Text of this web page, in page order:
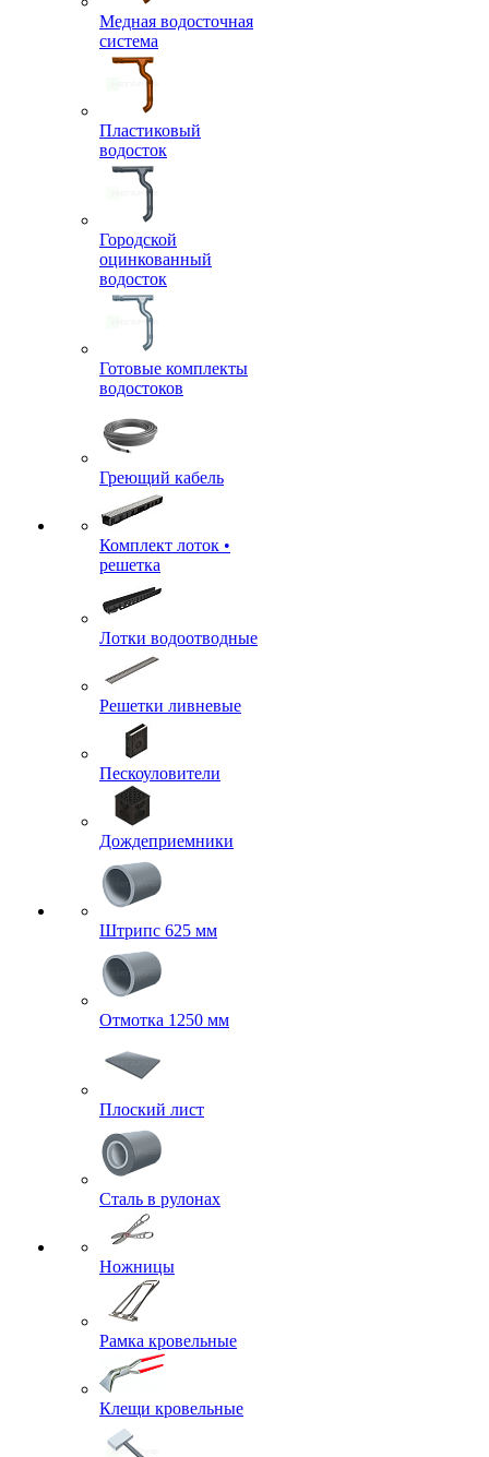
Медная водосточная
система
Пластиковый
водосток
Городской
оцинкованный
водосток
Готовые комплекты
водостоков
Греющий кабель
Комплект лоток •
решетка
Лотки водоотводные
Решетки ливневые
Пескоуловители
Дождеприемники
Штрипс 625 мм
Отмотка 1250 мм
Плоский лист
Сталь в рулонах
Ножницы
Рамка кровельные
Клещи кровельные